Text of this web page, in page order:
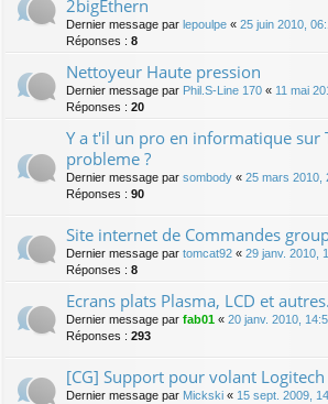
2bigEthern
Dernier message par lepoulpe « 25 juin 2010,
Réponses : 8
Nettoyeur Haute pression
Dernier message par Phil.S-Line 170 « 11 mai
Réponses : 20
Y a t'il un pro en informatique sur
probleme ?
Dernier message par sombody « 25 mars 2010,
Réponses : 90
Site internet de Commandes
Dernier message par tomcat92 « 29 janv. 2010,
Réponses : 8
Ecrans plats Plasma, LCD et
Dernier message par fab01 « 20 janv. 2010,
Réponses : 293
[CG] Support pour volant
Dernier message par Mickski « 15 sept. 2009,